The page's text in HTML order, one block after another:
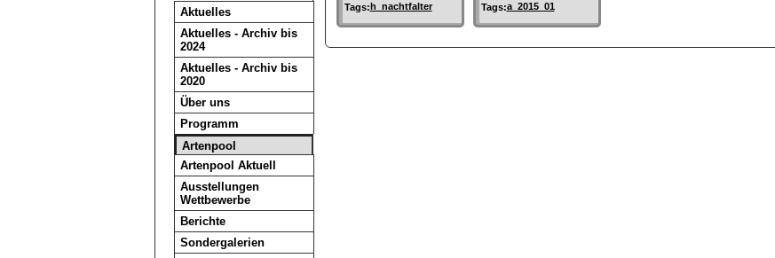
Aktuelles
Aktuelles - Archiv bis
2024
Aktuelles - Archiv bis
2020
Über uns
Programm
Artenpool
Artenpool Aktuell
Ausstellungen
Wettbewerbe
Berichte
Sondergalerien
Tags:h_nachtfalter
Tags:a_2015_01